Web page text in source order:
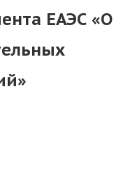
ЕАЭС «О